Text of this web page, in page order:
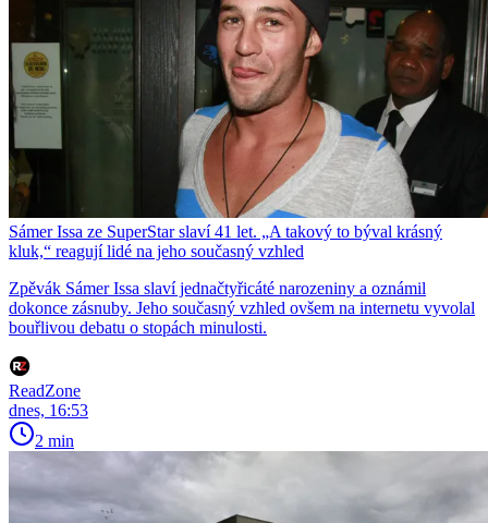
Sámer Issa ze SuperStar slaví 41 let. „A takový to býval krásný
kluk,“ reagují lidé na jeho současný vzhled
Zpěvák Sámer Issa slaví jednačtyřicáté narozeniny a oznámil
dokonce zásnuby. Jeho současný vzhled ovšem na internetu vyvolal
bouřlivou debatu o stopách minulosti.
ReadZone
dnes, 16:53
2 min